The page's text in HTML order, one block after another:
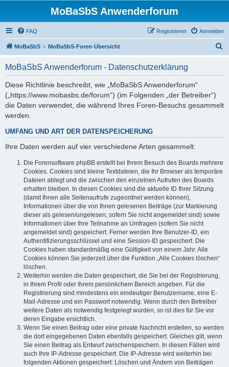
MoBaSbS Anwenderforum
FAQ Anmelden
Registrieren
MoBaSbS MoBaSbS-Foren-Übersicht
MoBaSbS Anwenderforum - Datenschutzerklärung
Diese Richtlinie beschreibt, wie „MoBaSbS Anwenderforum“
(„https://www.mobasbs.de/forum“) (im Folgenden „der Betreiber“)
die Daten verwendet, die während Ihres Foren-Besuchs gesammelt
werden.
UMFANG UND ART DER DATENSPEICHERUNG
Ihre Daten werden auf vier verschiedene Arten gesammelt:
Die Forensoftware phpBB erstellt bei Ihrem Besuch des Boards mehrere
Cookies. Cookies sind kleine Textdateien, die Ihr Browser als temporäre
Dateien ablegt und die zwischen den einzelnen Aufrufen des Boards
erhalten bleiben. In diesen Cookies sind die aktuelle ID Ihrer Sitzung
(damit Ihnen alle Seitenaufrufe zugeordnet werden können),
Informationen über die von Ihnen gelesenen Beiträge (zur Markierung
dieser als gelesen/ungelesen; sofern Sie nicht angemeldet sind) sowie
Informationen über Ihre Teilnahme an Umfragen (sofern Sie nicht
angemeldet sind) gespeichert. Ferner werden Ihre Benutzer-ID, ein
Authentifizierungsschlüssel und eine Session-ID gespeichert. Die
Cookies haben standardmäßig eine Gültigkeit von einem Jahr. Alle
Cookies können Sie jederzeit über die Funktion „Alle Cookies löschen“
löschen.
Weiterhin werden die Daten gespeichert, die Sie bei der Registrierung,
in Ihrem Profil oder Ihrem persönlichem Bereich angeben. Für die
Registrierung sind mindestens ein eindeutiger Benutzername, eine E-
Mail-Adresse und ein Passwort notwendig. Wenn durch den Betreiber
weitere Daten als notwendig festgelegt wurden, so ist dies für Sie vor
deren Eingabe ersichtlich.
Wenn Sie einen Beitrag oder eine private Nachricht erstellen, so werden
die dort eingegebenen Daten ebenfalls gespeichert. Gleiches gilt, wenn
Sie einen Beitrag als Entwurf zwischenspeichern. In diesen Fällen wird
auch Ihre IP-Adresse gespeichert. Die IP-Adresse wird weiterhin bei
folgenden Aktionen gespeichert: Löschen und Ändern von Beiträgen